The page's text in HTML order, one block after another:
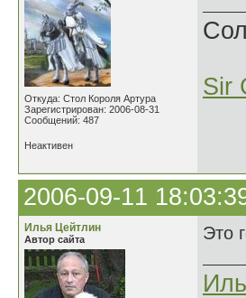
Откуда: Стол Короля Артура
Зарегистрирован: 2006-08-31
Сообщений: 487
Sir
Неактивен
2006-09-11
Илья Цейтлин
Автор сайта Это